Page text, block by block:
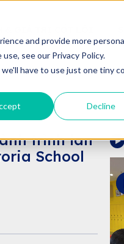
and provide more
see our Privacy Policy.
have to use just one tiny
Decline
trình lan
School